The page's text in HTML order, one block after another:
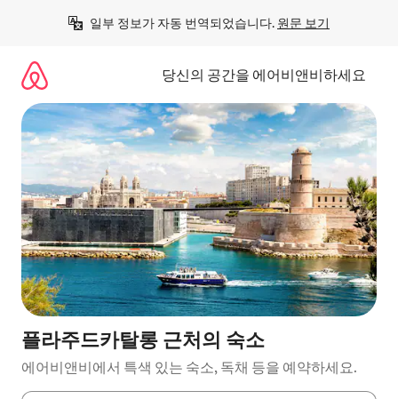
일부 정보가 자동 번역되었습니다. 원문 보기
당신의 공간을 에어비앤비하세요
플라주드카탈롱 근처의 숙소
에어비앤비에서 특색 있는 숙소, 독채 등을 예약하세요.